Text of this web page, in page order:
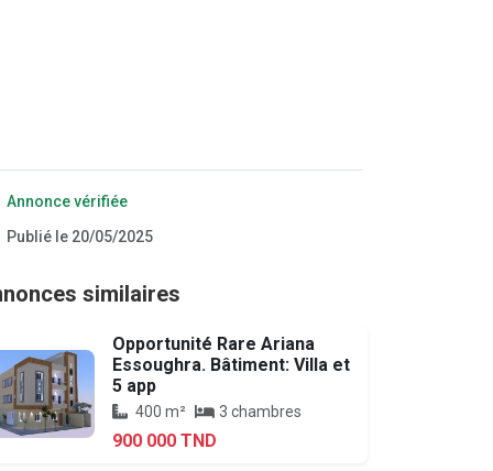
Annonce vérifiée
Publié le 20/05/2025
similaires
Opportunité Rare Ariana
Essoughra. Bâtiment: Villa et
5 app
400 m² 3 chambres
900 000 TND